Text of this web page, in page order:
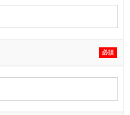
必須